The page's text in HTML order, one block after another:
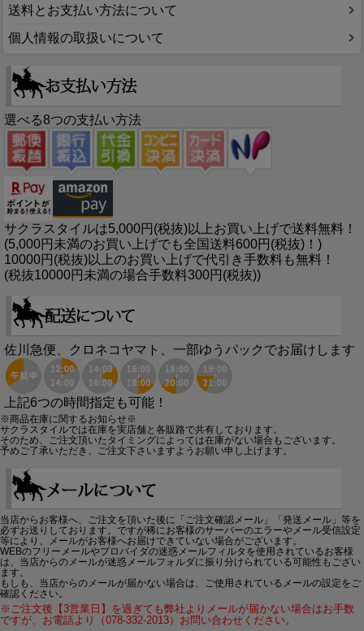
送料とお支払い方法について
個人情報の取扱いについて
選べる8つの支払い方法
サクラスタイルは5,000円(税抜)以上お買い上げで送料無料！
(5,000円未満のお買い上げでも全国送料600円(税抜)！)
10000円(税抜)以上のお買い上げで代引き手数料も無料！
(税抜10000円未満の場合手数料300円(税抜))
佐川急便、クロネコヤマト、一部ゆうパックでお届けします
上記6つの時間指定も可能！
※商品在庫に関するお知らせ※
サクラスタイルでは在庫を実店舗と各販路で共有しております。
そのため、ご注文頂いたタイミングによっては在庫がない場合もございます。
予めご了承いただき、ご注文下さいますようお願い申し上げます。
当店からお客様へ、ご注文を頂いた後に「ご注文確認メール」「発送メール」等を
必ずお送りしております。ですが稀にお客様のサーバーのエラーやメール受信設定
等により、メールがお客様へお届けできていない場合がございます。
WEBのフリーメールやプロバイダの迷惑メールフィルタを使用されているお客様
は、当店からのメールが迷惑メールフォルダに振り分けられている可能性もござい
ます。
もしも、当店からのメールが届かない場合は、ご使用されているメールの設定をご
確認ください。
※ご注文後【3営業日】を過ぎても弊社よりメールが届かない場合はお手数
ですが、お電話より（078-332-2013）お問い合わせください。